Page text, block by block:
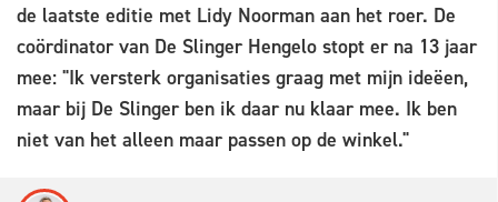
de laatste editie met Lidy Noorman aan het roer. De
coördinator van De Slinger Hengelo stopt er na 13 jaar
mee: "Ik versterk organisaties graag met mijn ideëen,
maar bij De Slinger ben ik daar nu klaar mee. Ik ben
niet van het alleen maar passen op de winkel."